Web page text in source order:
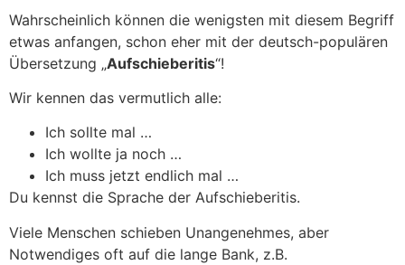
Wahrscheinlich können die wenigsten mit diesem Begriff
etwas anfangen, schon eher mit der deutsch-populären
Übersetzung „Aufschieberitis“!
Wir kennen das vermutlich alle:
Ich sollte mal …
Ich wollte ja noch …
Ich muss jetzt endlich mal …
Du kennst die Sprache der Aufschieberitis.
Viele Menschen schieben Unangenehmes, aber
Notwendiges oft auf die lange Bank, z.B.